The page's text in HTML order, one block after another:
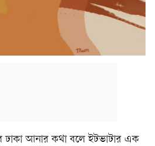
ঢাকা আনার কথা বলে ইটভাটার এক